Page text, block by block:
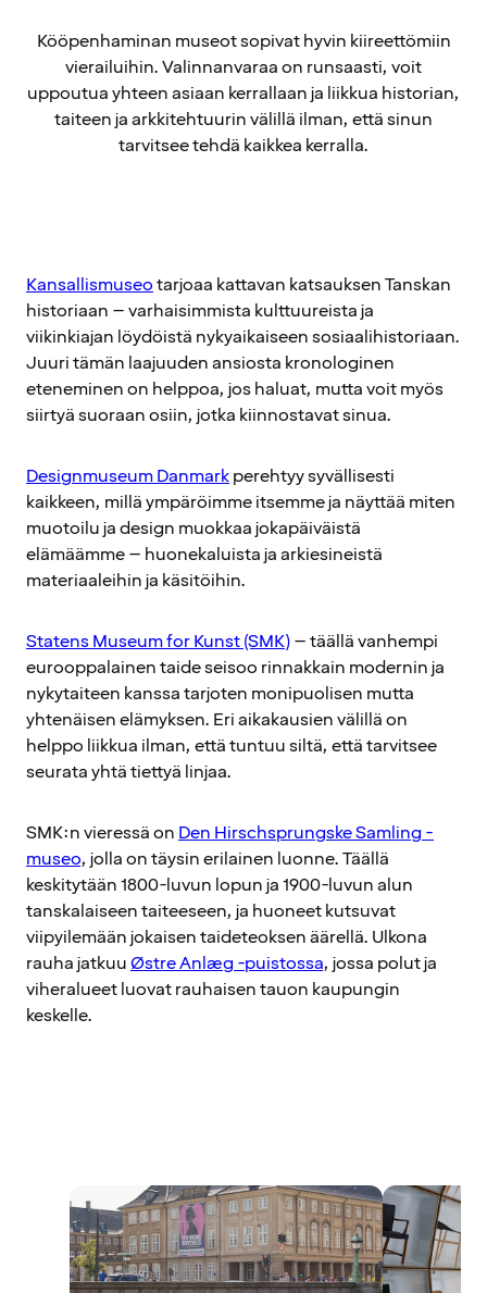
Kööpenhaminan museot sopivat hyvin kiireettömiin
vierailuihin. Valinnanvaraa on runsaasti, voit
uppoutua yhteen asiaan kerrallaan ja liikkua historian,
taiteen ja arkkitehtuurin välillä ilman, että sinun
tarvitsee tehdä kaikkea kerralla.
Kansallismuseotarjoaa kattavan katsauksen Tanskan
historiaan – varhaisimmista kulttuureista ja
viikinkiajan löydöistä nykyaikaiseen sosiaalihistoriaan.
Juuri tämän laajuuden ansiosta kronologinen
eteneminen on helppoa, jos haluat, mutta voit myös
siirtyä suoraan osiin, jotka kiinnostavat sinua.
Designmuseum Danmarkperehtyy syvällisesti
kaikkeen, millä ympäröimme itsemme ja näyttää miten
muotoilu ja design muokkaa jokapäiväistä
elämäämme – huonekaluista ja arkiesineistä
materiaaleihin ja käsitöihin.
Statens Museum for Kunst (SMK)– täällä vanhempi
eurooppalainen taide seisoo rinnakkain modernin ja
nykytaiteen kanssa tarjoten monipuolisen mutta
yhtenäisen elämyksen. Eri aikakausien välillä on
helppo liikkua ilman, että tuntuu siltä, että tarvitsee
seurata yhtä tiettyä linjaa.
SMK:n vieressä on Den Hirschsprungske Samling -
museo, jolla on täysin erilainen luonne. Täällä
keskitytään 1800-luvun lopun ja 1900-luvun alun
tanskalaiseen taiteeseen, ja huoneet kutsuvat
viipyilemään jokaisen taideteoksen äärellä. Ulkona
rauha jatkuuØstre Anlæg -puistossa, jossa polut ja
viheralueet luovat rauhaisen tauon kaupungin
keskelle.